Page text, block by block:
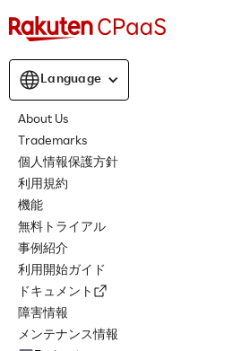
Language
About Us
Trademarks
個人情報保護方針
利用規約
機能
無料トライアル
事例紹介
利用開始ガイド
ドキュメント
障害情報
メンテナンス情報